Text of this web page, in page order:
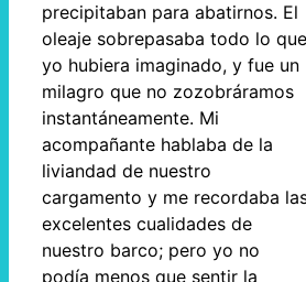
precipitaban para abatirnos. El
oleaje sobrepasaba todo lo que
yo hubiera imaginado, y fue un
milagro que no zozobráramos
instantáneamente. Mi
acompañante hablaba de la
liviandad de nuestro
cargamento y me recordaba
excelentes cualidades de
nuestro barco; pero yo no
podía menos que sentir la